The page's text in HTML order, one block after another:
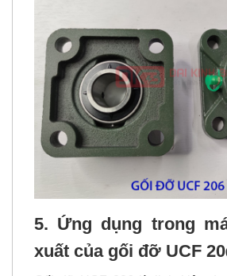
5. Ứng dụng trong
xuất của gối đỡ UCF 20
Gối đỡ UCF 206 là linh kiện